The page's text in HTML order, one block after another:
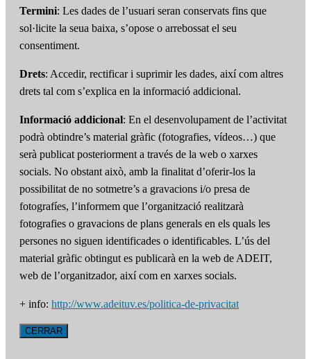
Termini: Les dades de l’usuari seran conservats fins que
sol·licite la seua baixa, s’opose o arrebossat el seu
consentiment.
Drets: Accedir, rectificar i suprimir les dades, així com altres
drets tal com s’explica en la informació addicional.
Informació addicional: En el desenvolupament de l’activitat
podrà obtindre’s material gràfic (fotografies, vídeos…) que
serà publicat posteriorment a través de la web o xarxes
socials. No obstant això, amb la finalitat d’oferir-los la
possibilitat de no sotmetre’s a gravacions i/o presa de
fotografíes, l’informem que l’organització realitzarà
fotografies o gravacions de plans generals en els quals les
persones no siguen identificades o identificables. L’ús del
material gràfic obtingut es publicarà en la web de ADEIT,
web de l’organitzador, així com en xarxes socials.
+ info: http://www.adeituv.es/politica-de-privacitat
CERRAR